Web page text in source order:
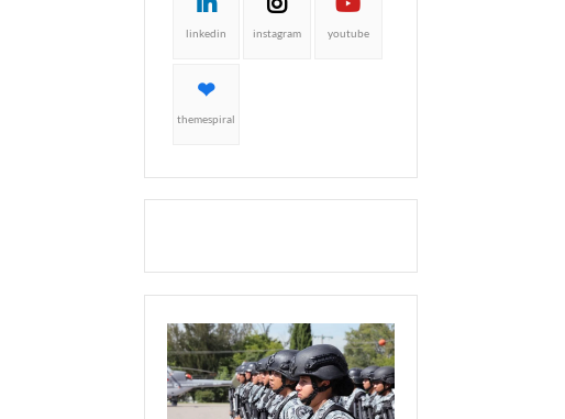
linkedin instagram youtube
themespiral